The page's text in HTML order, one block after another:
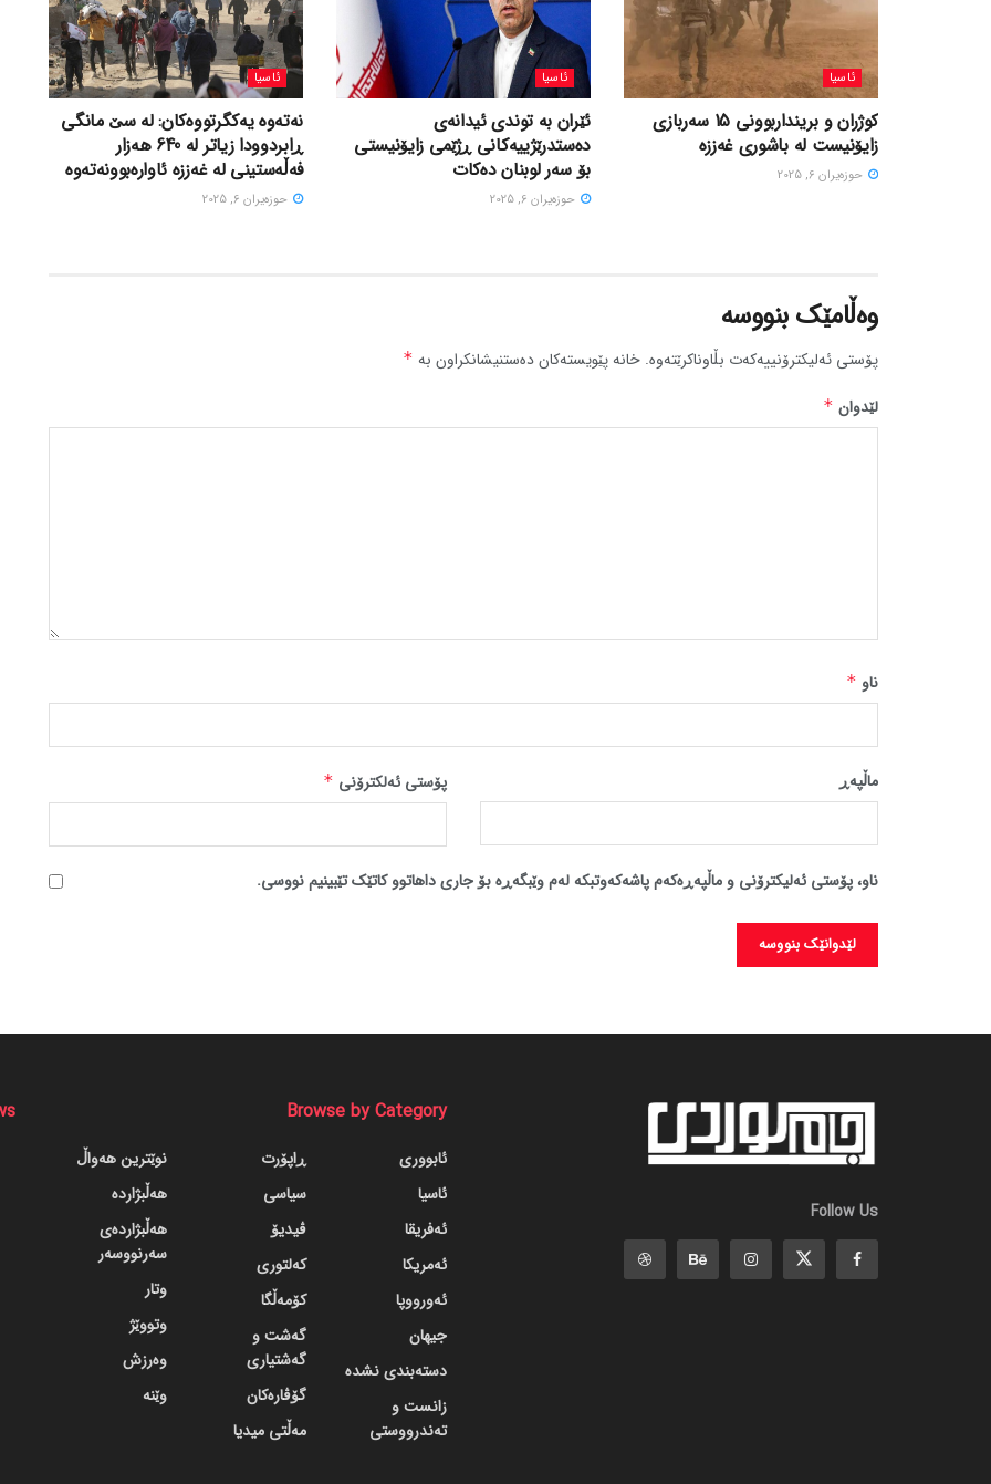
ئاسیا
کوژران و برینداربوونی 15 سەربازی
زایۆنیست لە باشوری غەززە
حوزه‌یران 6, 2025
ئاسیا
ئێران بە توندی ئیدانەی
دەستدرێژییەکانی ڕژێمی زایۆنیستی
بۆ سەر لوبنان دەکات
حوزه‌یران 6, 2025
ئاسیا
نەتەوە یەکگرتووەکان: لە سێ مانگی
ڕابردوودا زیاتر لە 640 هەزار
فەڵەستینی لە غەززە ئاوارەبوونەتەوە
حوزه‌یران 6, 2025
وەڵامێک بنووسە
پۆستی ئەلیکترۆنییەکەت بڵاوناکرێتەوە. خانە پێویستەکان دەستنیشانکراون بە *
لێدوان *
ناو *
پۆستی ئەلکترۆنی * ماڵپه‌ڕ
ناو، پۆستی ئەلیکترۆنی و ماڵپەڕەکەم پاشەکەوتبکە لەم وێبگەڕە بۆ جاری داهاتوو کاتێک تێبینیم نووسی.
Follow Us
Browse by Category
ئابووری
ئاسیا
ئەفریقا
ئەمریکا
ئەورووپا
جیهان
دسته‌بندی نشده
زانست و
تەندرووستی
ڕاپۆرت
سیاسی
ڤیدیۆ
کەلتوری
کۆمەڵگا
گه‌شت و
گه‌شتیاری
گۆڤاره‌کان
مەڵتی میدیا
نوێترین هەواڵ
هەڵبژاردە
هەڵبژاردەی
سەرنووسەر
وتار
وتووێژ
وەرزش
وێنە